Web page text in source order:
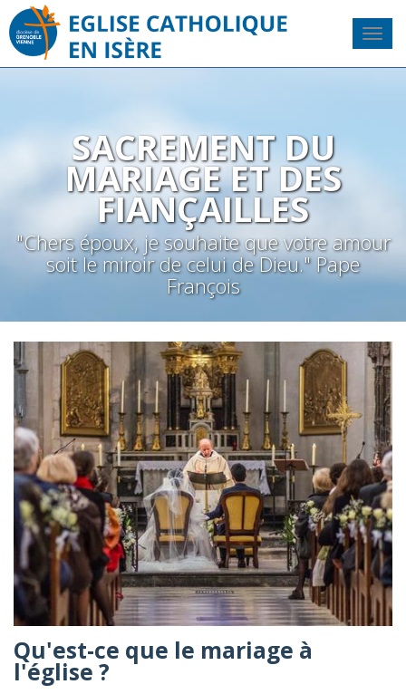
SACREMENT DU
MARIAGE ET DES
FIANÇAILLES
"Chers époux, je souhaite que votre amour
soit le miroir de celui de Dieu." Pape
François
Qu'est-ce que le mariage à
l'église ?